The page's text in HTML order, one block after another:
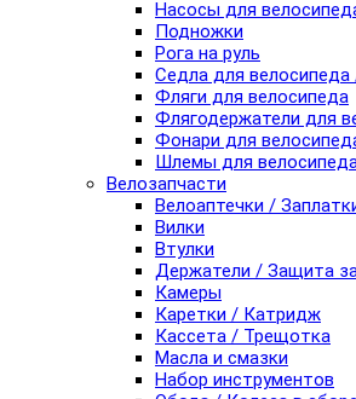
Насосы для
Подножки
Рога на руль
Седла для велосипеда
Фляги для велосипеда
Флягодержатели для
Фонари для
Шлемы для
Велозапчасти
Велоаптечки /
Вилки
Втулки
Держатели / Защита
Камеры
Каретки / Катридж
Кассета / Трещотка
Масла и смазки
Набор инструментов